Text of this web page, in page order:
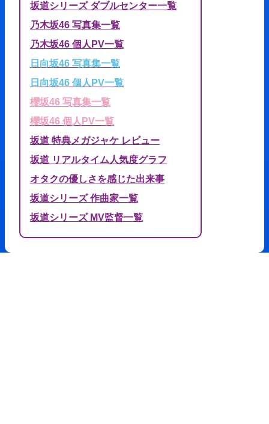
坂道シリーズ ダブルセンター一覧
乃木坂46 写真集一覧
乃木坂46 個人PV一覧
日向坂46 写真集一覧
日向坂46 個人PV一覧
櫻坂46 写真集一覧
櫻坂46 個人PV一覧
坂道 特典メガジャケ レビュー
坂道 リアルタイム人気度グラフ
オタクの優しさを感じた出来事
坂道シリーズ 作曲家一覧
坂道シリーズ MV監督一覧